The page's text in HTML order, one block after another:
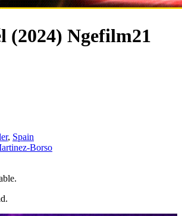
(2024) Ngefilm21
, Spain
Borso